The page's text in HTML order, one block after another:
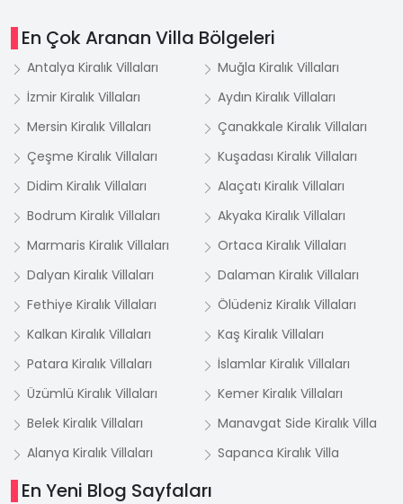
villaseçenekleri içinde bazı kategoriler gözünüze
çarpmıştır. Bu kategoriler sizin kiralık villa ararken
Başlıca kategoriler şu şekildedir; “Balayı Villa”,
Yakın Villa”, “Deniz manzaralı Villa”, “Doğa
içinde Villa”, “Lüks Villa
” vb…. Bunların açılımları
şu şekilde olmaktadır;
Balayı Villakategorisinde görünenKiralık
villalar , genellikle 1+1, 2+1 ve 3+1 seçeneklerine
sahiptir. Bu villalar özellikle güz ve kış döneminde
balayı çiftleri için uygun fiyatlarla pazarlanır.
Balayı çiftlerimizin rahat edebileceği konum,
manzara, mesafe, ısıtmalı kapalı havuz, hamam,
sauna gibi özellikleri de barındırırlar.
Balayı çiftlerimizin oda sayısından daha çok
yukarıdaki kriterlere bakarak ve firmamıza
danışarak seçim yapmaları daha doğru olacaktır.
Çünkü 1+1 yada 1+0 iki kişilik villalar bazen 3+1
En Çok Aranan Villa Bölgeleri
Antalya Kiralık Villaları
Muğla Kiralık Villaları
İzmir Kiralık Villaları
Aydın Kiralık Villaları
Mersin Kiralık Villaları
Çanakkale Kiralık Villaları
Çeşme Kiralık Villaları
Kuşadası Kiralık Villaları
Didim Kiralık Villaları
Alaçatı Kiralık Villaları
Bodrum Kiralık Villaları
Akyaka Kiralık Villaları
Marmaris Kiralık Villaları
Ortaca Kiralık Villaları
Dalyan Kiralık Villaları
Dalaman Kiralık Villaları
Fethiye Kiralık Villaları
Ölüdeniz Kiralık Villaları
Kalkan Kiralık Villaları
Kaş Kiralık Villaları
Patara Kiralık Villaları
İslamlar Kiralık Villaları
Üzümlü Kiralık Villaları
Kemer Kiralık Villaları
Belek Kiralık Villaları
Manavgat Side Kiralık Villa
Alanya Kiralık Villaları
Sapanca Kiralık Villa
En Yeni Blog Sayfaları